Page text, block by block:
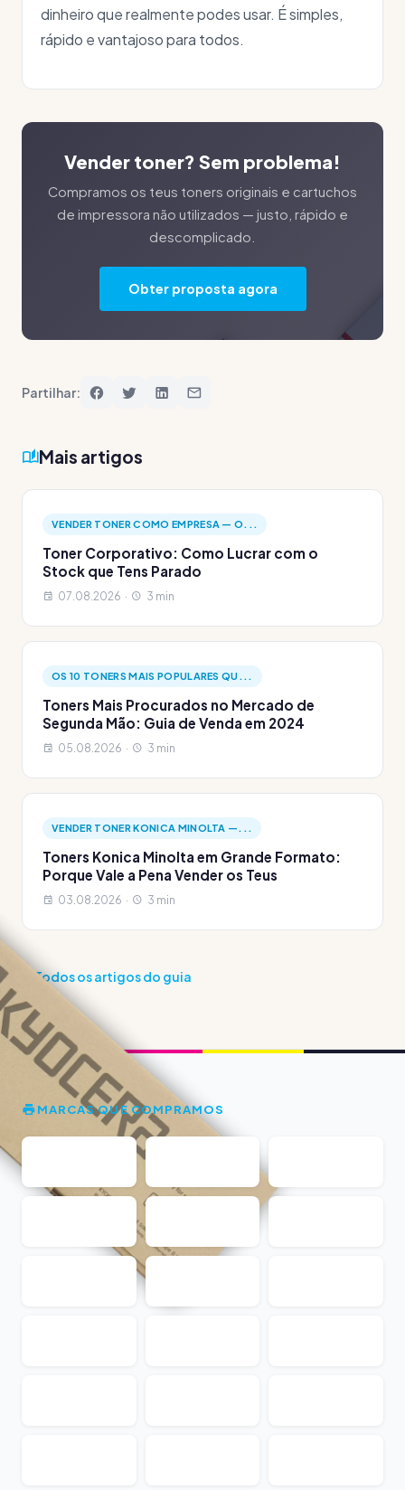
dinheiro que realmente podes usar. É simples,
rápido e vantajoso para todos.
Vender toner? Sem problema!
Compramos os teus toners originais e cartuchos
de impressora não utilizados — justo, rápido e
descomplicado.
Obter proposta agora
Partilhar:
Mais artigos
VENDER TONER COMO EMPRESA — O...
Toner Corporativo: Como Lucrar com o
Stock que Tens Parado
07.08.2026 · 3 min
OS 10 TONERS MAIS POPULARES QU...
Toners Mais Procurados no Mercado de
Segunda Mão: Guia de Venda em 2024
05.08.2026 · 3 min
VENDER TONER KONICA MINOLTA —...
Toners Konica Minolta em Grande Formato:
Porque Vale a Pena Vender os Teus
03.08.2026 · 3 min
Todos os artigos do guia
MARCAS QUE COMPRAMOS